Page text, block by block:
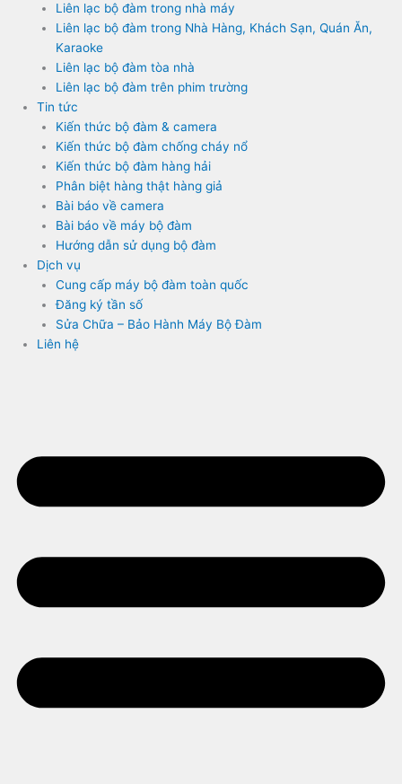
Liên lạc bộ đàm trong nhà máy
Liên lạc bộ đàm trong Nhà Hàng, Khách Sạn, Quán Ăn,
Karaoke
Liên lạc bộ đàm tòa nhà
Liên lạc bộ đàm trên phim trường
Tin tức
Kiến thức bộ đàm & camera
Kiến thức bộ đàm chống cháy nổ
Kiến thức bộ đàm hàng hải
Phân biệt hàng thật hàng giả
Bài báo về camera
Bài báo về máy bộ đàm
Hướng dẫn sử dụng bộ đàm
Dịch vụ
Cung cấp máy bộ đàm toàn quốc
Đăng ký tần số
Sửa Chữa – Bảo Hành Máy Bộ Đàm
Liên hệ